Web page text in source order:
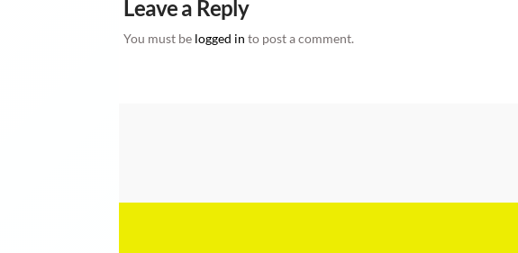
Leave a Reply
You must be logged in to post a comment.